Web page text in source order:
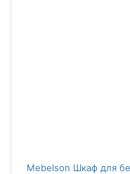
Mebelson Шкаф для